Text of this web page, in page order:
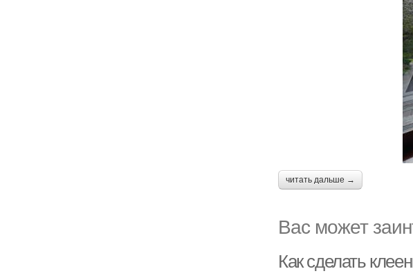
читать дальше →
Вас может
Как сделать